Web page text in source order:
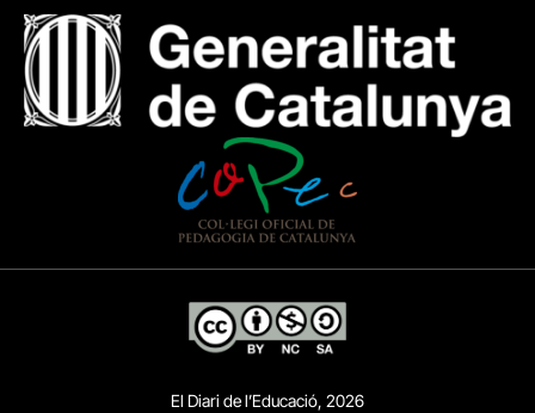
El Diari de l’Educació, 2026